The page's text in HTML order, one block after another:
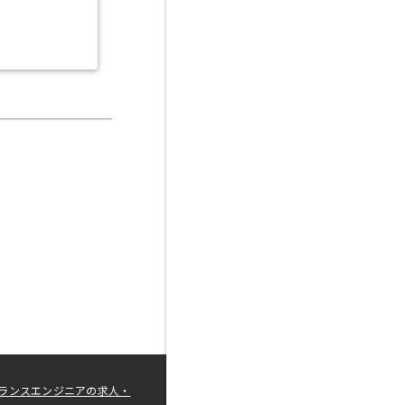
ンスエンジニアの求人・